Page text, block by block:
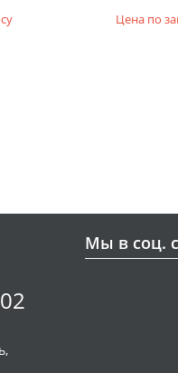
Цена по
Мы в соц.